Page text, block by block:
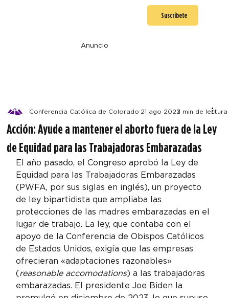
Suscríbete
Anuncio
Acción: Ayude a mantener el aborto fuera de la Ley
de Equidad para las Trabajadoras Embarazadas
Conferencia Católica de Colorado 21 ago 20232 min de lectura
El año pasado, el Congreso aprobó la Ley de
Equidad para las Trabajadoras Embarazadas
(PWFA, por sus siglas en inglés), un proyecto
de ley bipartidista que ampliaba las
protecciones de las madres embarazadas en el
lugar de trabajo. La ley, que contaba con el
apoyo de la Conferencia de Obispos Católicos
de Estados Unidos, exigía que las empresas
ofrecieran «adaptaciones razonables»
(reasonable accomodations) a las trabajadoras
embarazadas. El presidente Joe Biden la